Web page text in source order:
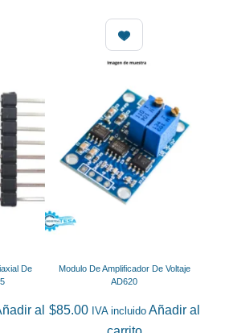
De
al
Modulo De Amplificador De Voltaje
AD620
$85.00 IVA incluido Añadir al